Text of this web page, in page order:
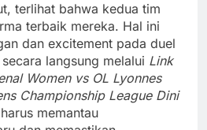
terlihat bahwa kedua tim
terbaik mereka. Hal ini
dan excitement pada duel
langsung melalui Link
Women vs OL Lyonnes
Championship League Dini
memantau